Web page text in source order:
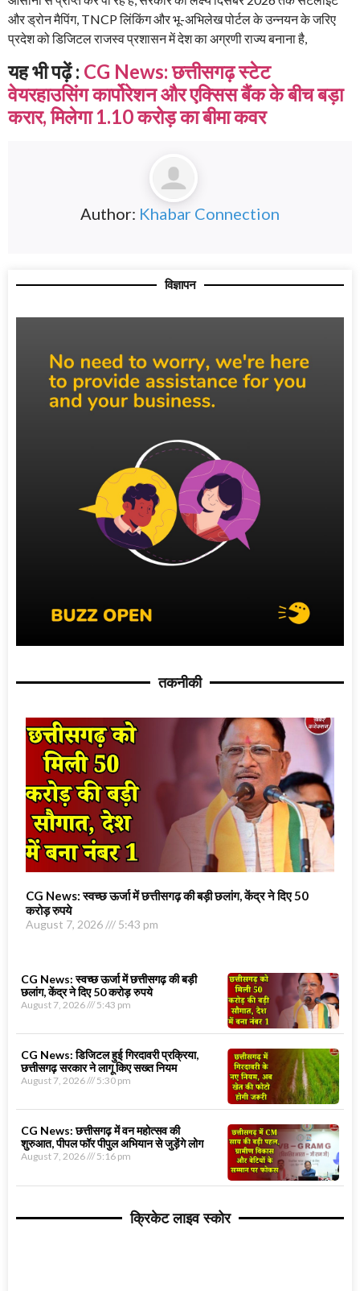
और ड्रोन मैपिंग, TNCP लिंकिंग और भू-अभिलेख पोर्टल के उन्नयन के जरिए
प्रदेश को डिजिटल राजस्व प्रशासन में देश का अग्रणी राज्य बनाना है,
यह भी पढ़ें : CG News: छत्तीसगढ़ स्टेट
वेयरहाउसिंग कार्पोरेशन और एक्सिस बैंक के बीच बड़ा
करार, मिलेगा 1.10 करोड़ का बीमा कवर
Author: Khabar Connection
विज्ञापन
तकनीकी
CG News: स्वच्छ ऊर्जा में छत्तीसगढ़ की बड़ी छलांग, केंद्र ने दिए 50
करोड़ रुपये
August 7, 2026 5:43 pm
CG News: स्वच्छ ऊर्जा में छत्तीसगढ़ की बड़ी
छलांग, केंद्र ने दिए 50 करोड़ रुपये
August 7, 2026 5:43 pm
CG News: डिजिटल हुई गिरदावरी प्रक्रिया,
छत्तीसगढ़ सरकार ने लागू किए सख्त नियम
August 7, 2026 5:30 pm
CG News: छत्तीसगढ़ में वन महोत्सव की
शुरुआत, पीपल फॉर पीपुल अभियान से जुड़ेंगे लोग
August 7, 2026 5:16 pm
क्रिकेट लाइव स्कोर